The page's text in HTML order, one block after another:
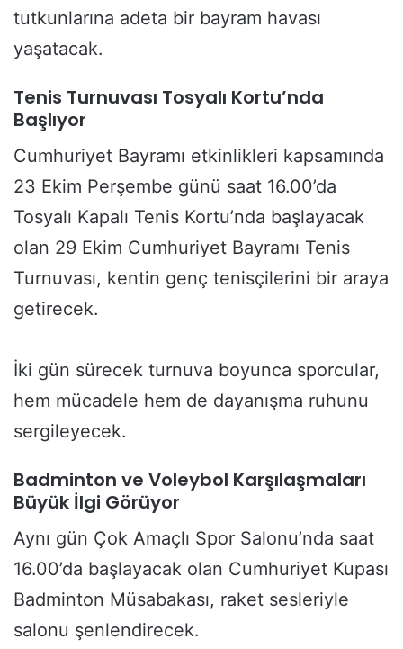
tutkunlarına adeta bir bayram havası
yaşatacak.
Tenis Turnuvası Tosyalı Kortu’nda
Başlıyor
Cumhuriyet Bayramı etkinlikleri kapsamında
23 Ekim Perşembe günü saat 16.00’da
Tosyalı Kapalı Tenis Kortu’nda başlayacak
olan 29 Ekim Cumhuriyet Bayramı Tenis
Turnuvası, kentin genç tenisçilerini bir araya
getirecek.
İki gün sürecek turnuva boyunca sporcular,
hem mücadele hem de dayanışma ruhunu
sergileyecek.
Badminton ve Voleybol Karşılaşmaları
Büyük İlgi Görüyor
Aynı gün Çok Amaçlı Spor Salonu’nda saat
16.00’da başlayacak olan Cumhuriyet Kupası
Badminton Müsabakası, raket sesleriyle
salonu şenlendirecek.